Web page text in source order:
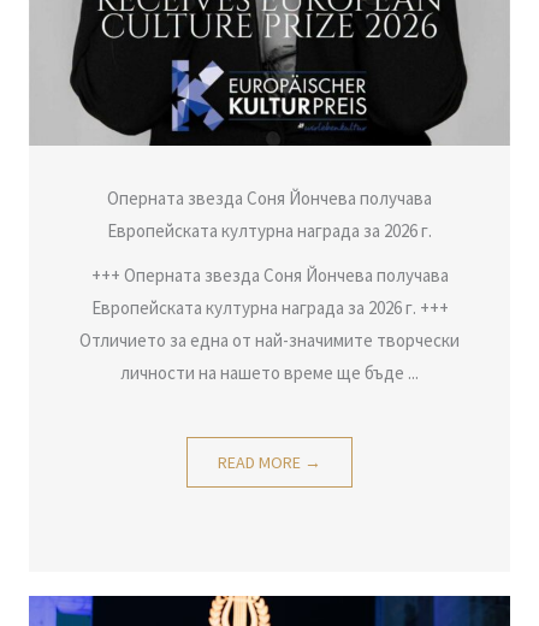
Оперната звезда Соня Йончева получава
Европейската културна награда за 2026 г.
+++ Оперната звезда Соня Йончева получава
Европейската културна награда за 2026 г. +++
Отличието за една от най-значимите творчески
личности на нашето време ще бъде ...
READ MORE →